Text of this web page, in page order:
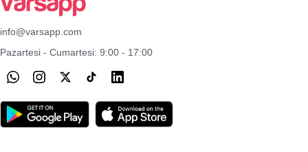
info@varsapp.com
Pazartesi - Cumartesi: 9:00 - 17:00